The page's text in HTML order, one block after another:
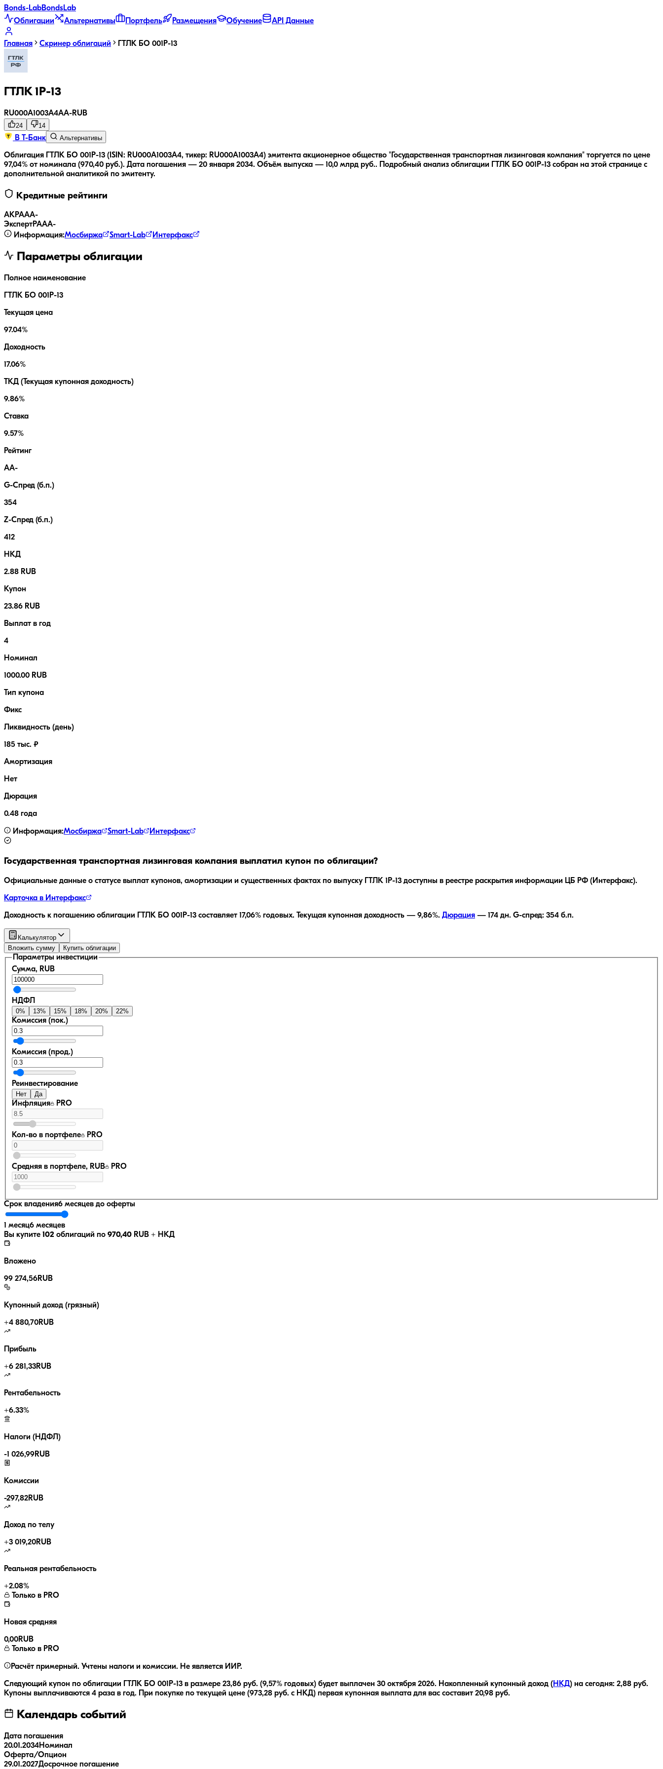
Bonds-LabBondsLab
Облигации
Альтернативы Портфель Размещения Обучение API Данные
Главная Скринер облигаций ГТЛК БО 001P-13
ГТЛК 1P-13
RU000A1003A4AA-RUB
24 14
В Т-Банк Альтернативы
Облигация ГТЛК БО 001P-13 (ISIN: RU000A1003A4, тикер: RU000A1003A4) эмитента акционерное общество "Государственная транспортная лизинговая компания" торгуется по цене
97,04% от номинала (970,40 руб.). Дата погашения — 20 января 2034. Объём выпуска — 10,0 млрд руб.. Подробный анализ облигации ГТЛК БО 001P-13 собран на этой странице с
дополнительной аналитикой по эмитенту.
Кредитные рейтинги
АКРАAA-
ЭкспертРАAA-
Информация:Мосбиржа Smart-Lab Интерфакс
Параметры облигации
Полное наименование
ГТЛК БО 001P-13
Текущая цена
97.04%
Доходность
17.06%
ТКД (Текущая купонная доходность)
9.86%
Ставка
9.57%
Рейтинг
AA-
G-Спред (б.п.)
354
Z-Спред (б.п.)
412
НКД
2.88 RUB
Купон
23.86 RUB
Выплат в год
4
Номинал
1000.00 RUB
Тип купона
Фикс
Ликвидность (день)
185 тыс. ₽
Амортизация
Нет
Дюрация
0.48 года
Информация:Мосбиржа Smart-Lab Интерфакс
Государственная транспортная лизинговая компания выплатил купон по облигации?
Официальные данные о статусе выплат купонов, амортизации и существенных фактах по выпуску ГТЛК 1P-13 доступны в реестре раскрытия информации ЦБ РФ (Интерфакс).
Карточка в Интерфакс
Доходность к погашению облигации ГТЛК БО 001P-13 составляет 17,06% годовых. Текущая купонная доходность — 9,86%. Дюрация — 174 дн. G-спред: 354 б.п.
Калькулятор
Вложить сумму
Купить облигации
Параметры инвестиции
Сумма, RUB
НДФЛ
0% 13% 15% 18% 20% 22%
Комиссия (пок.)
Комиссия (прод.)
Реинвестирование
Нет Да
Инфляция PRO
Кол-во в портфеле PRO
Средняя в портфеле, RUB PRO
Срок владения6 месяцев до оферты
1 месяц6 месяцев
Вы купите 102 облигаций по 970,40 RUB + НКД
Вложено
99 274,56RUB
Купонный доход (грязный)
+4 880,70RUB
Прибыль
+6 281,33RUB
Рентабельность
+6.33%
Налоги (НДФЛ)
-1 026,99RUB
Комиссии
-297,82RUB
Доход по телу
+3 019,20RUB
Реальная рентабельность
+2.08%
Только в PRO
Новая средняя
0,00RUB
Только в PRO
Расчёт примерный. Учтены налоги и комиссии. Не является ИИР.
Следующий купон по облигации ГТЛК БО 001P-13 в размере 23,86 руб. (9,57% годовых) будет выплачен 30 октября 2026. Накопленный купонный доход ( НКД) на сегодня: 2,88 руб.
Купоны выплачиваются 4 раза в год. При покупке по текущей цене (973,28 руб. с НКД) первая купонная выплата для вас составит 20,98 руб.
Календарь событий
Дата погашения
20.01.2034Номинал
Оферта/Опцион
29.01.2027Досрочное погашение